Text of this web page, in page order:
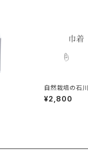
自然栽培の石
着 2kg 2025年
¥2,800